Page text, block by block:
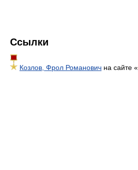
Ссылки
Козлов, Фрол Романович на сайте «